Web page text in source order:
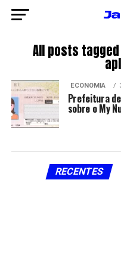
All posts
ECONOMIA
Prefeitura
sobre o My
RECENTES